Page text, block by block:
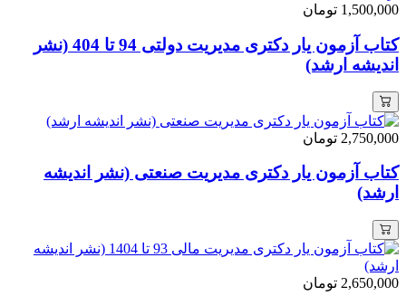
1,500,000 تومان
کتاب آزمون یار دکتری مدیریت دولتی 94 تا 404 (نشر
اندیشه ارشد)
2,750,000 تومان
کتاب آزمون یار دکتری مدیریت صنعتی (نشر اندیشه
ارشد)
2,650,000 تومان